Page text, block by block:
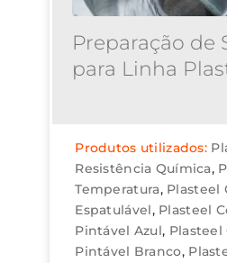
Preparação de
para Linha
Produtos utilizados:
Resistência Química
Temperatura Plasteel
Espatulável Plasteel
Pintável Azul Plasteel
Pintável Branco